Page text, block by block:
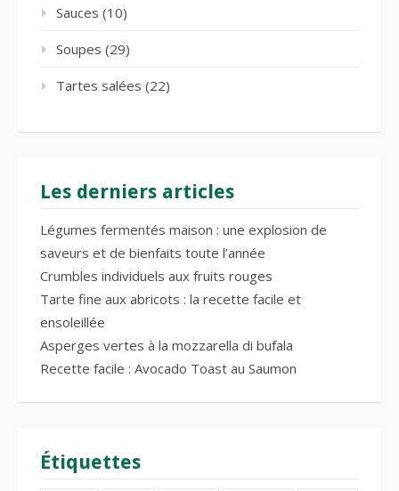
Sauces (10)
Soupes (29)
Tartes salées (22)
Les derniers articles
Légumes fermentés maison : une explosion de
saveurs et de bienfaits toute l’année
Crumbles individuels aux fruits rouges
Tarte fine aux abricots : la recette facile et
ensoleillée
Asperges vertes à la mozzarella di bufala
Recette facile : Avocado Toast au Saumon
Étiquettes